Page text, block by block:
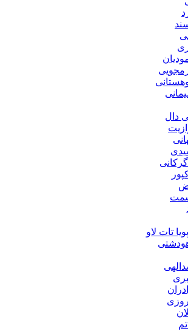
دال
تات لاو